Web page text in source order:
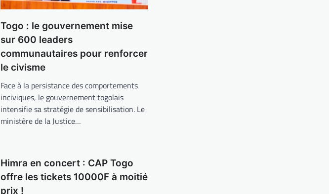
Togo : le gouvernement mise
sur 600 leaders
communautaires pour renforcer
le civisme
Face à la persistance des comportements
inciviques, le gouvernement togolais
intensifie sa stratégie de sensibilisation. Le
ministère de la Justice…
Himra en concert : CAP Togo
offre les tickets 10000F à moitié
prix !